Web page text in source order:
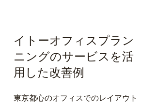
イトーオフィスプラン
ニングのサービスを活
用した改善例
東京都心のオフィスでのレイアウト